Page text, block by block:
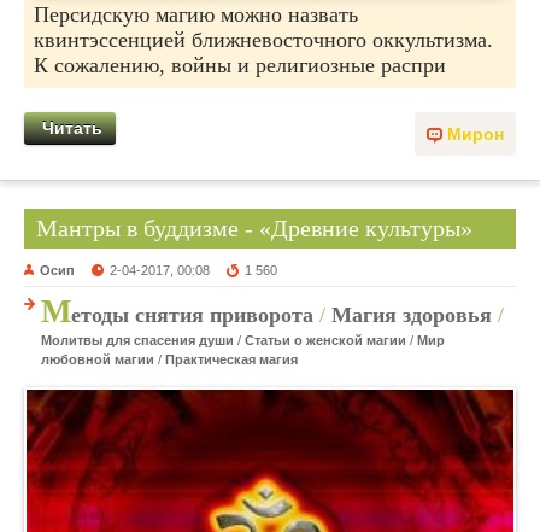
Персидскую магию можно назвать
квинтэссенцией ближневосточного оккультизма.
К сожалению, войны и религиозные распри
Мирон
Читать
Мантры в буддизме - «Древние культуры»
Осип 2-04-2017, 00:08 1 560
Методы снятия приворота / Магия здоровья /
Молитвы для спасения души / Статьи о женской магии / Мир
любовной магии / Практическая магия